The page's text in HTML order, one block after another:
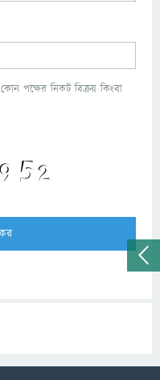
পক্ষের নিকট বিক্রয় কিংবা